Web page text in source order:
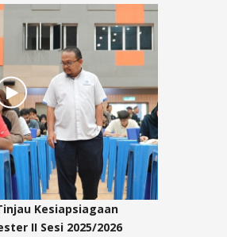
Kesiapsiagaan
II Sesi 2025/2026